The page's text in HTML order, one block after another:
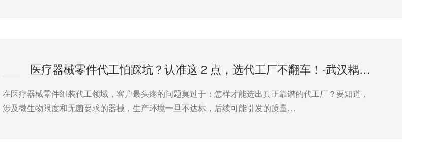
医疗器械零件代工怕踩坑？认准这 2 点，选代工厂不翻车！-武汉耦合医学
在医疗器械零件组装代工领域，客户最头疼的问题莫过于：怎样才能选出真正靠谱的代工厂？要知道，
涉及微生物限度和无菌要求的器械，生产环境一旦不达标，后续可能引发的质量…